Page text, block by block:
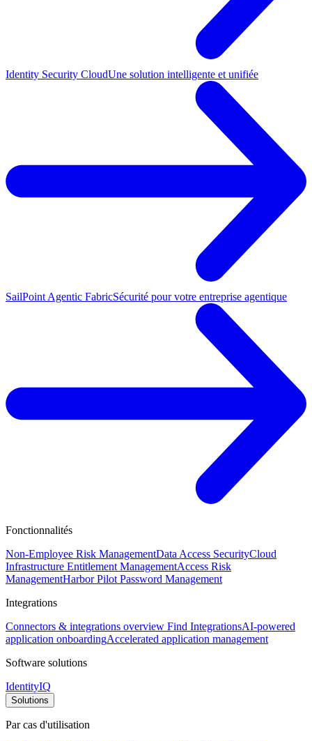
Identity Security CloudUne solution intelligente et unifiée
SailPoint Agentic FabricSécurité pour votre entreprise agentique
Fonctionnalités
Non-Employee Risk ManagementData Access SecurityCloud
Infrastructure Entitlement ManagementAccess Risk
ManagementHarbor Pilot Password Management
Integrations
Connectors & integrations overview Find IntegrationsAI-powered
application onboardingAccelerated application management
Software solutions
IdentityIQ
Solutions
Par cas d'utilisation